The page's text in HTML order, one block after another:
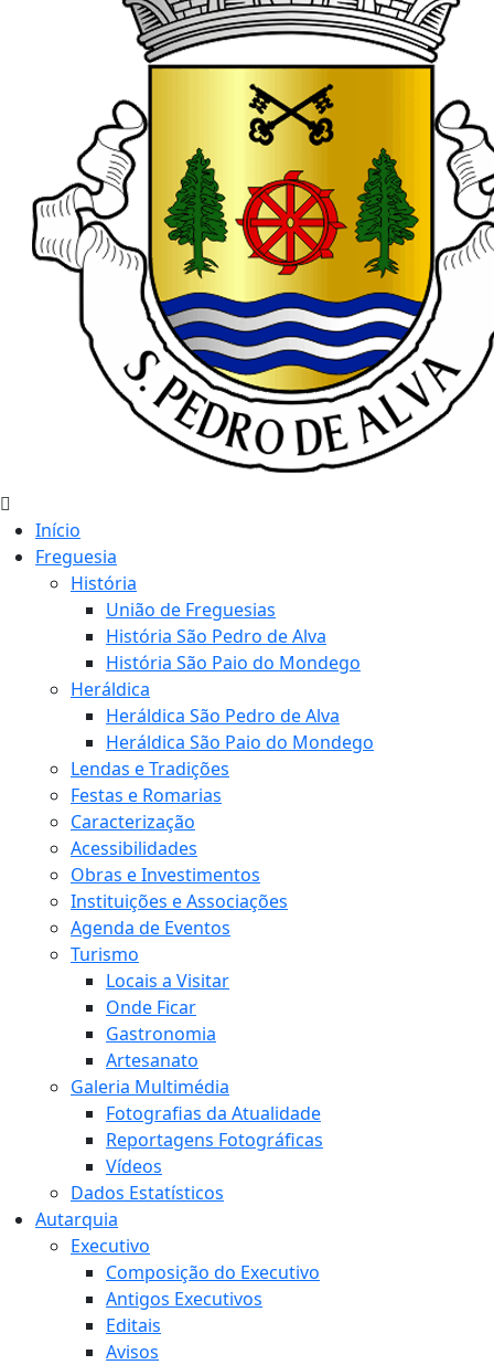
Início
Freguesia
História
União de Freguesias
História São Pedro de Alva
História São Paio do Mondego
Heráldica
Heráldica São Pedro de Alva
Heráldica São Paio do Mondego
Lendas e Tradições
Festas e Romarias
Caracterização
Acessibilidades
Obras e Investimentos
Instituições e Associações
Agenda de Eventos
Turismo
Locais a Visitar
Onde Ficar
Gastronomia
Artesanato
Galeria Multimédia
Fotografias da Atualidade
Reportagens Fotográficas
Vídeos
Dados Estatísticos
Autarquia
Executivo
Composição do Executivo
Antigos Executivos
Editais
Avisos